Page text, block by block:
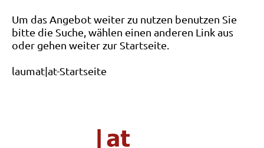
Um das Angebot weiter zu nutzen benutzen Sie
bitte die Suche, wählen einen anderen Link aus
oder gehen weiter zur Startseite.
laumat|at-Startseite